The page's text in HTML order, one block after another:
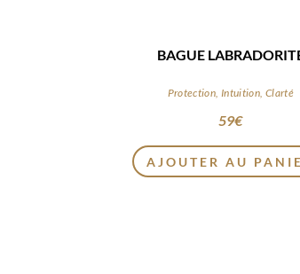
BAGUE
Protection, Intuition, Clarté
59€
AJOUTER AU